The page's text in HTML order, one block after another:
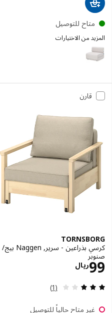
متاح للتوصيل
المزيد من الاختيارات
IKEA PS 2026
قارن
TORNSBORG
كرسي بذراعين - سرير, Naggen بيج/
صنوبر
ريال99 الاسعار ريال 99
مراجعة: 3 من أصل 5 نجوم. إجمالي المراجعات:
(1)
غير متاح حالياً للتوصيل